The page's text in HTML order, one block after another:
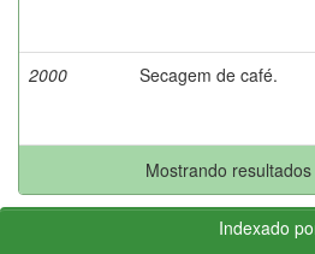
2000
Secagem de café.
Mostrando
Indexado